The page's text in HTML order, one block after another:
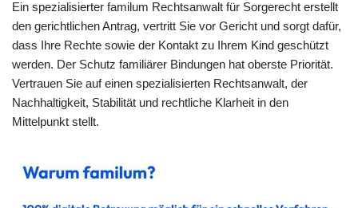
Ein spezialisierter familum Rechtsanwalt für Sorgerecht erstellt
den gerichtlichen Antrag, vertritt Sie vor Gericht und sorgt dafür,
dass Ihre Rechte sowie der Kontakt zu Ihrem Kind geschützt
werden. Der Schutz familiärer Bindungen hat oberste Priorität.
Vertrauen Sie auf einen spezialisierten Rechtsanwalt, der
Nachhaltigkeit, Stabilität und rechtliche Klarheit in den
Mittelpunkt stellt.